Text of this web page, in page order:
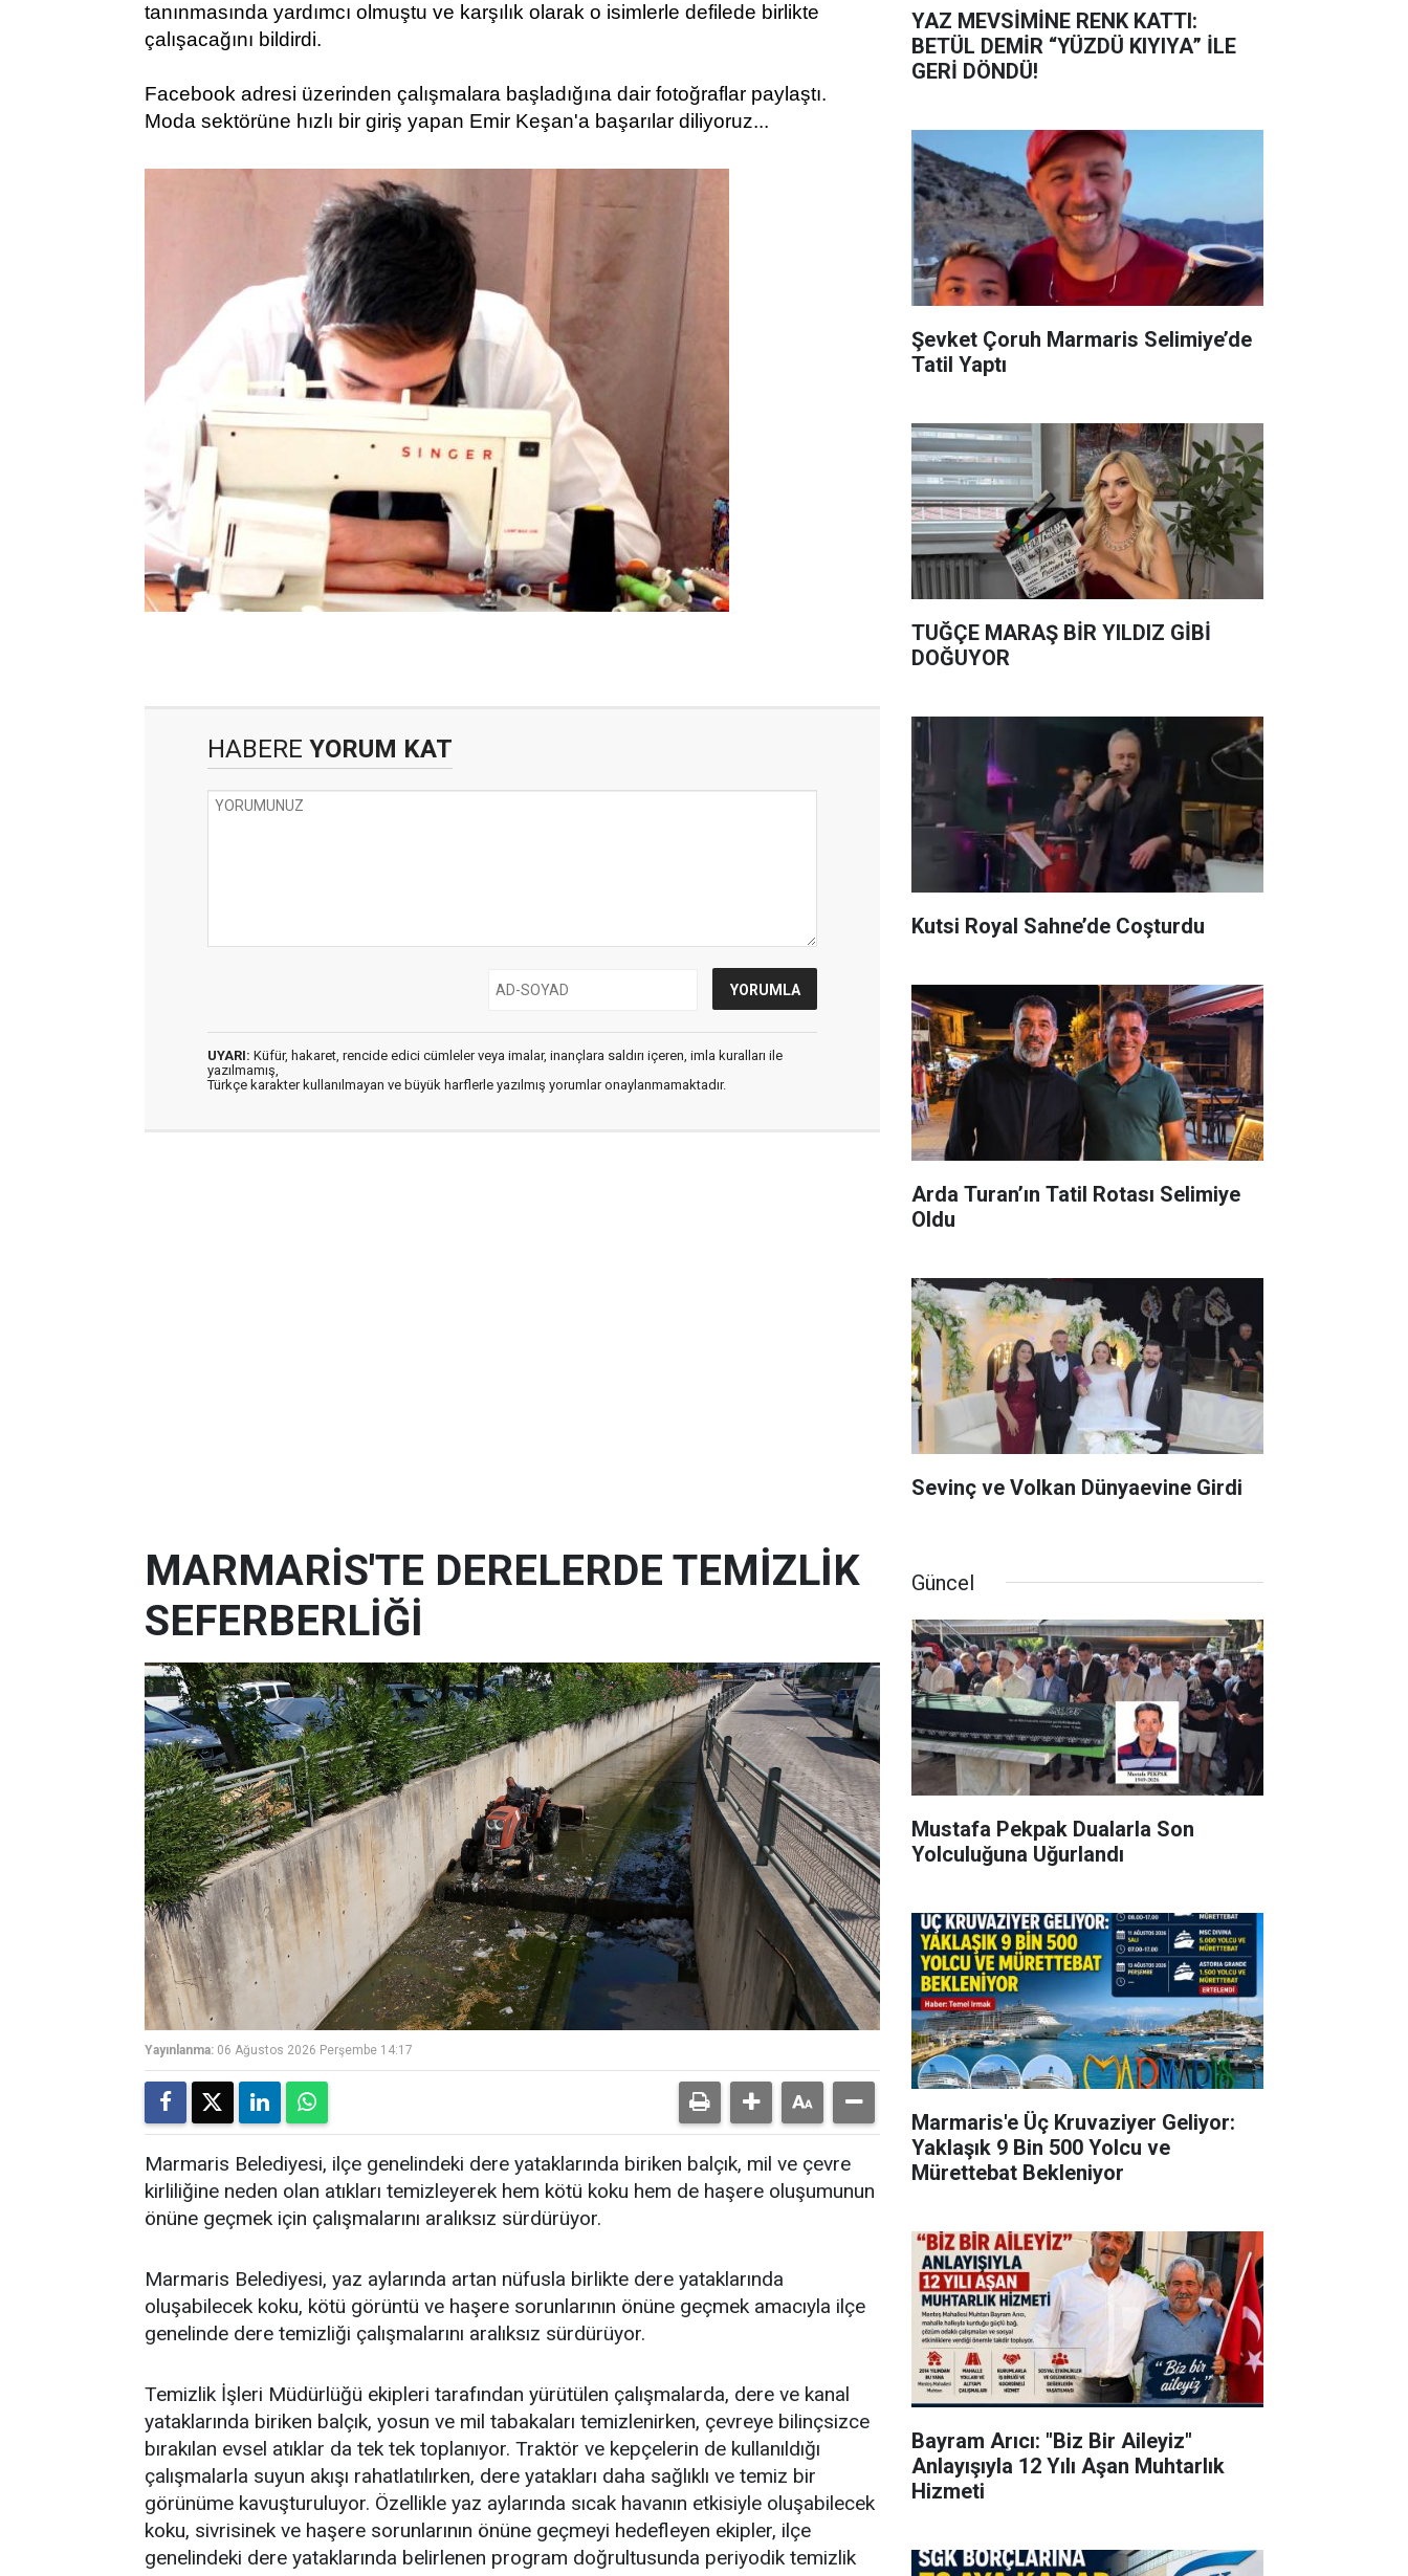
tanınmasında yardımcı olmuştu ve karşılık olarak o isimlerle defilede birlikte
çalışacağını bildirdi.
Facebook adresi üzerinden çalışmalara başladığına dair fotoğraflar paylaştı.
Moda sektörüne hızlı bir giriş yapan Emir Keşan'a başarılar diliyoruz...
HABERE YORUM KAT
UYARI: Küfür, hakaret, rencide edici cümleler veya imalar, inançlara saldırı içeren, imla kuralları ile
yazılmamış,
Türkçe karakter kullanılmayan ve büyük harflerle yazılmış yorumlar onaylanmamaktadır.
YAZ MEVSİMİNE RENK KATTI:
BETÜL DEMİR “YÜZDÜ KIYIYA” İLE
GERİ DÖNDÜ!
Şevket Çoruh Marmaris Selimiye’de
Tatil Yaptı
TUĞÇE MARAŞ BİR YILDIZ GİBİ
DOĞUYOR
Kutsi Royal Sahne’de Coşturdu
Arda Turan’ın Tatil Rotası Selimiye
Oldu
Sevinç ve Volkan Dünyaevine Girdi
MARMARİS'TE DERELERDE TEMİZLİK
SEFERBERLİĞİ
Yayınlanma: 06 Ağustos 2026 Perşembe 14:17
Marmaris Belediyesi, ilçe genelindeki dere yataklarında biriken balçık, mil ve çevre
kirliliğine neden olan atıkları temizleyerek hem kötü koku hem de haşere oluşumunun
önüne geçmek için çalışmalarını aralıksız sürdürüyor.
Marmaris Belediyesi, yaz aylarında artan nüfusla birlikte dere yataklarında
oluşabilecek koku, kötü görüntü ve haşere sorunlarının önüne geçmek amacıyla ilçe
genelinde dere temizliği çalışmalarını aralıksız sürdürüyor.
Temizlik İşleri Müdürlüğü ekipleri tarafından yürütülen çalışmalarda, dere ve kanal
yataklarında biriken balçık, yosun ve mil tabakaları temizlenirken, çevreye bilinçsizce
bırakılan evsel atıklar da tek tek toplanıyor. Traktör ve kepçelerin de kullanıldığı
çalışmalarla suyun akışı rahatlatılırken, dere yatakları daha sağlıklı ve temiz bir
görünüme kavuşturuluyor. Özellikle yaz aylarında sıcak havanın etkisiyle oluşabilecek
koku, sivrisinek ve haşere sorunlarının önüne geçmeyi hedefleyen ekipler, ilçe
genelindeki dere yataklarında belirlenen program doğrultusunda periyodik temizlik
Güncel
Mustafa Pekpak Dualarla Son
Yolculuğuna Uğurlandı
Marmaris'e Üç Kruvaziyer Geliyor:
Yaklaşık 9 Bin 500 Yolcu ve
Mürettebat Bekleniyor
Bayram Arıcı: "Biz Bir Aileyiz"
Anlayışıyla 12 Yılı Aşan Muhtarlık
Hizmeti